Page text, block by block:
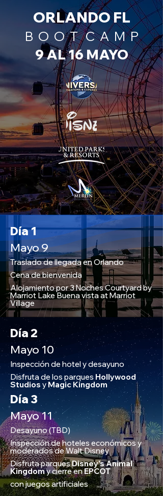
ORLANDO FL
B O O T C A M P
9 AL 16 MAYO
Día 1
Mayo 9
Traslado de llegada en Orlando
Cena de bienvenida
Alojamiento por 3 Noches Courtyard by
Marriot Lake Buena vista at Marriot
Village
Día 2
Mayo 10
Inspección de hotel y desayuno
Disfruta de los parques Hollywood
Studios yMagic Kingdom
Día 3
Mayo 11
Desayuno (TBD)
Inspección de hoteles económicos y
moderados de Walt Disney
Disfruta parquesDisney's Animal
Kingdomy cierre enEPCOT
con juegos artificiales